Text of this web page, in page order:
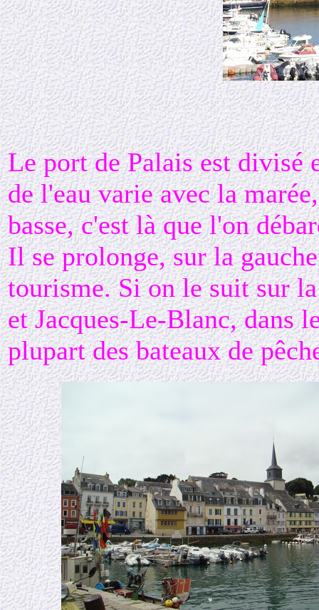
Le port de Palais est divisé
de l'eau varie avec la
basse, c'est là que l'on
Il se prolonge, sur la
tourisme. Si on le suit sur
et Jacques-Le-Blanc, dans
plupart des bateaux de